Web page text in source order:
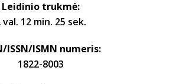
Leidinio trukmė:
val. 12 min. 25 sek.
ISSN/ISMN numeris:
1822-8003